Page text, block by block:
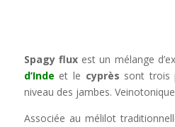
Spagy fluxest un mélange
d’Inde et le cyprès sont trois
niveau des jambes.
Associée au mélilot